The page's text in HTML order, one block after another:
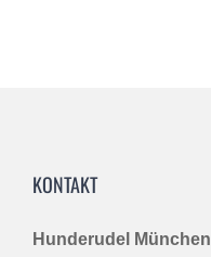
KONTAKT
Hunderudel München